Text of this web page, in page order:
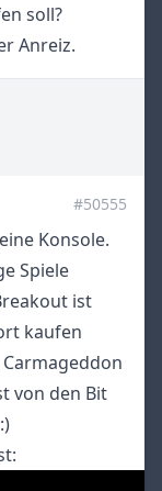
soll?
Anreiz.
#50555
Konsole.
Spiele
ist
kaufen
von den Bit